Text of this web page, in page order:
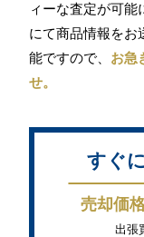
ィーな査定が可能
にて商品情報をお
能ですので、 お急
せ。
すぐ
売却価
出張